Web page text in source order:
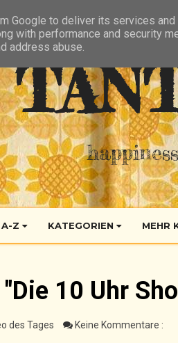
A-Z KATEGORIEN MEHR
10 Uhr
des Tages Keine Kommentare :
Google to deliver its services
with performance and security
address abuse.